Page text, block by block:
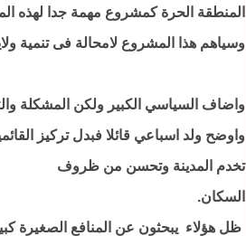
المنطقة الحرة كمشروع مهمة جدا لهذه
وسياهم هذا المشروع لامحالة فى تنمية
واضاف السياسي الكبير ولكن المشكلة
واوضح ولد اسباعي قائلا فبدل تركيز
تخدم المدينة وتحسن من ظروف
السكان.
ظل هؤلاء يبحثون عن المنافع الصغيرة